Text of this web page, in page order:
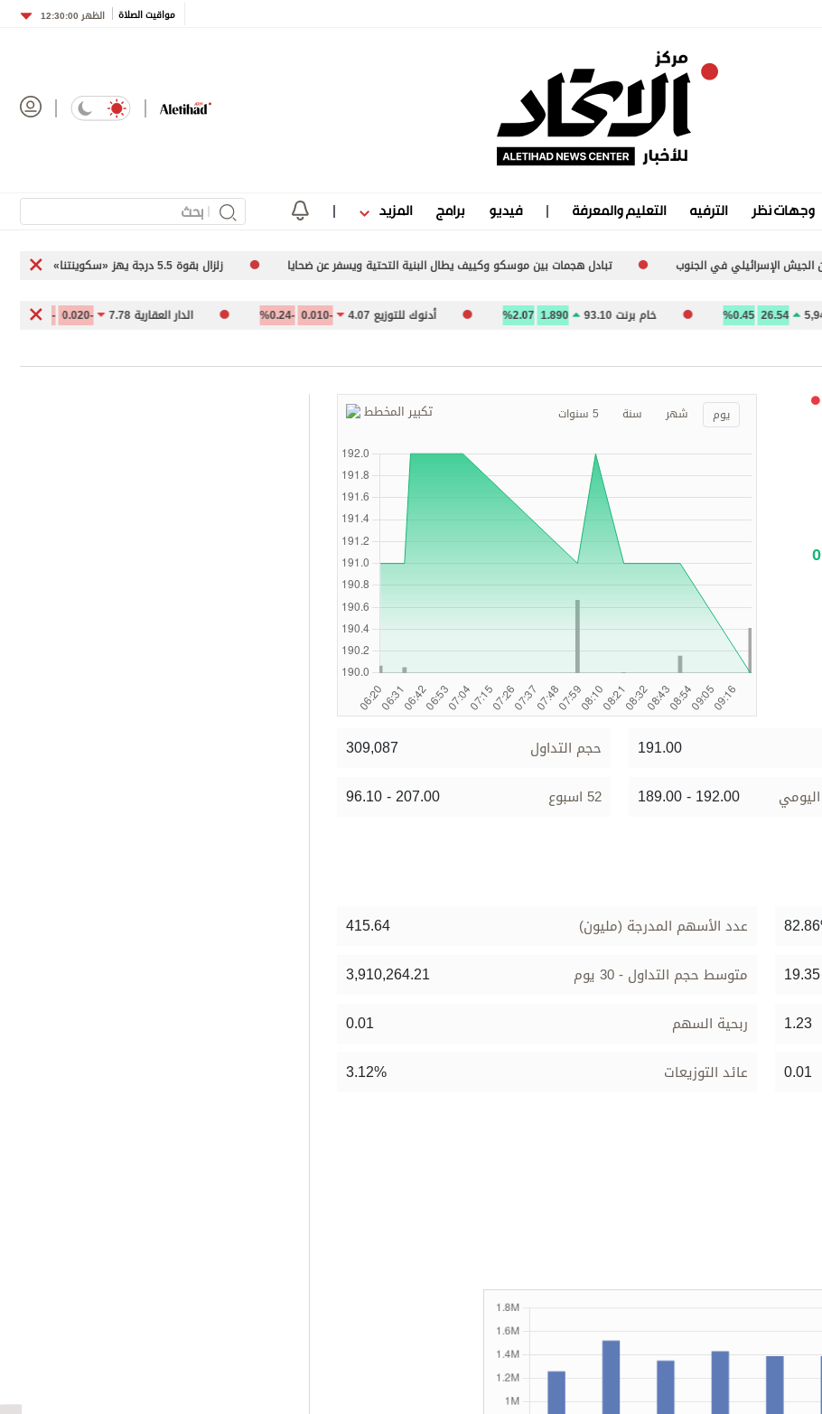
مواقيت الصلاة الظهر 12:30:00
وجهات نظر الترفيه التعليم والمعرفة فيديو برامج المزيد
في الجنوب تبادل هجمات بين موسكو وكييف يطال البنية التحتية ويسفر عن ضحايا زلزال بقوة 5.5 درجة يهز «سكوينتنا» في ألاسكا
26.54
0.45% خام برنت 93.10 1.890
2.07% أدنوك للتوزيع 4.07 -0.010
-0.24% الدار العقارية 7.78 -0.020
-0.26%
يوم شهر سنة 5 سنوات تكبير المخطط
191.00 حجم التداول 309,087
189.00 - 192.00 52 اسبوع 96.10 - 207.00
عدد الأسهم المدرجة (مليون) 415.64
19.35 متوسط حجم التداول - 30 يوم 3,910,264.21
1.23 ربحية السهم 0.01
0.01 عائد التوزيعات 3.12%